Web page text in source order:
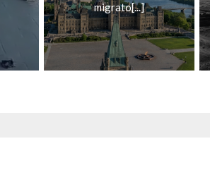
migrato[...]